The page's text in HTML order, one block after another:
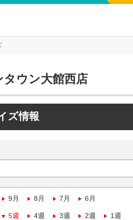
ウン大館西店
ズ情報
9月 8月 7月 6月
5週 4週 3週 2週 1週